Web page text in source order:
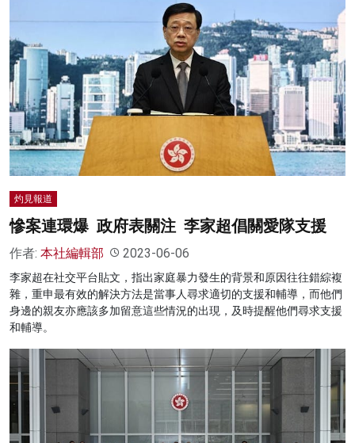
灼見報道
慘案連環爆 政府表關注 李家超倡關愛隊支援
作者: 本社編輯部 2023-06-06
李家超在社交平台貼文，指出家庭暴力發生的背景和原因往往錯綜複
雜，重申最有效的解決方法是當事人尋求適切的支援和輔導，而他們
身邊的親友亦應該多加留意這些情況的出現，及時提醒他們尋求支援
和輔導。